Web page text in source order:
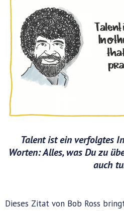
Dieses Zitat von Bob Ross
Talent ist ein verfolgtes
Worten: Alles, was Du zu
auch